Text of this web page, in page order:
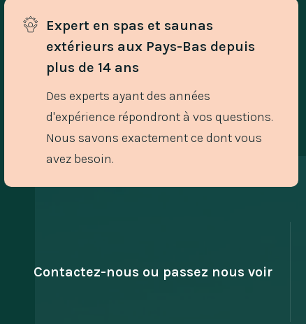
Expert en spas et saunas
extérieurs aux Pays-Bas depuis
plus de 14 ans
Des experts ayant des années
d'expérience répondront à vos questions.
Nous savons exactement ce dont vous
avez besoin.
Contactez-nous ou passez nous voir